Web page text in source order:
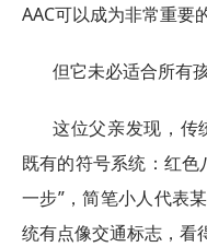
AAC可以成为非常重要
但它未必适合所有孩
这位父亲发现，传
既有的符号系统：红色
一步”，简笔小人代表
统有点像交通标志，看